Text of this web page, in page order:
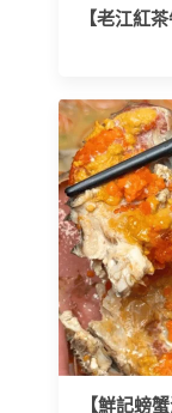
【老江紅
【鮮記螃